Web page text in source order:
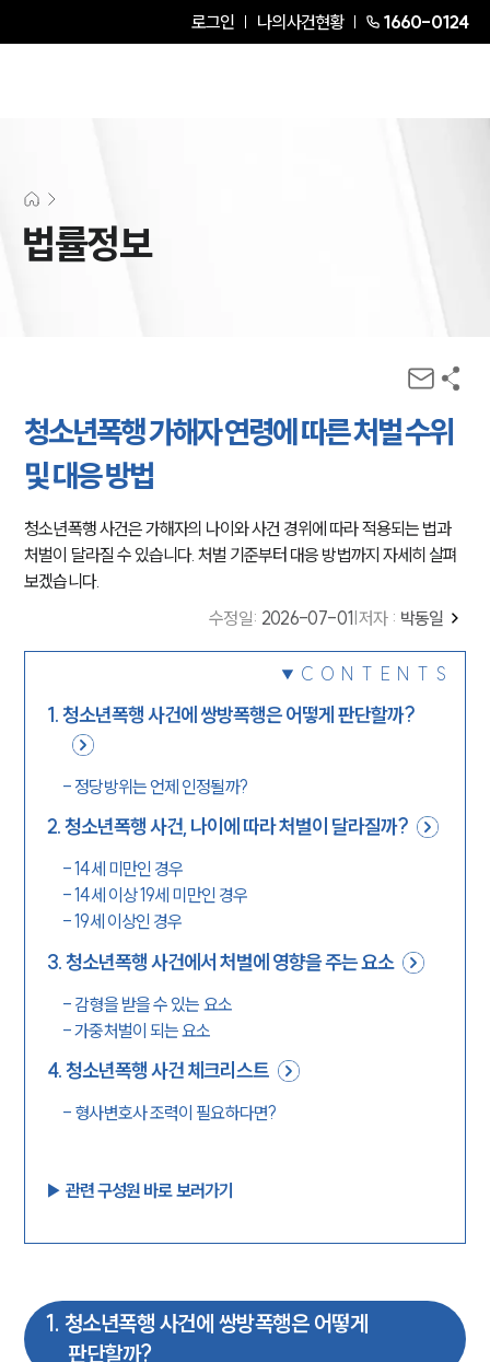
로그인 나의사건현황 1660-0124
법률정보
청소년폭행 가해자 연령에 따른 처벌 수위
및 대응 방법
청소년폭행 사건은 가해자의 나이와 사건 경위에 따라 적용되는 법과
처벌이 달라질 수 있습니다. 처벌 기준부터 대응 방법까지 자세히 살펴
보겠습니다.
수정일: 2026-07-01 저자 : 박동일
CONTENTS
1.청소년폭행 사건에 쌍방폭행은 어떻게 판단할까?
- 정당방위는 언제 인정될까?
2.청소년폭행 사건, 나이에 따라 처벌이 달라질까?
-14세 미만인 경우
-14세 이상 19세 미만인 경우
-19세 이상인 경우
3.청소년폭행 사건에서 처벌에 영향을 주는 요소
- 감형을 받을 수 있는 요소
-가중처벌이 되는 요소
4.청소년폭행 사건 체크리스트
- 형사변호사 조력이 필요하다면?
▶︎ 관련 구성원 바로 보러가기
1. 청소년폭행 사건에 쌍방폭행은 어떻게
판단할까?